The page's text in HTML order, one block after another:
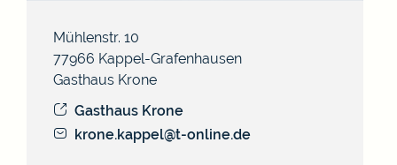
Gasthaus Krone
Mühlenstr. 10
77966 Kappel-Grafenhausen
Gasthaus Krone
krone.kappel@t-online.de